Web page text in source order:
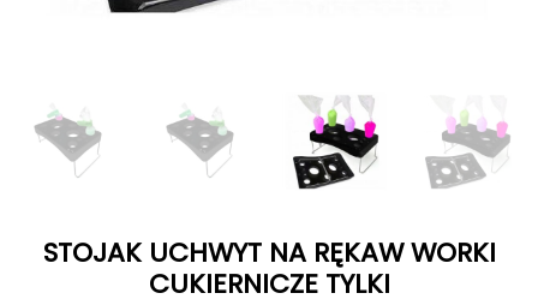
STOJAK UCHWYT NA RĘKAW WORKI
CUKIERNICZE TYLKI